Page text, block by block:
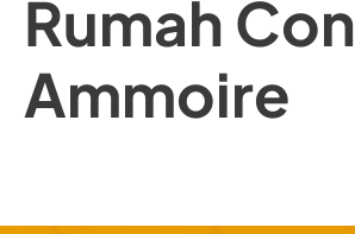
content
Rumah
Ammoire